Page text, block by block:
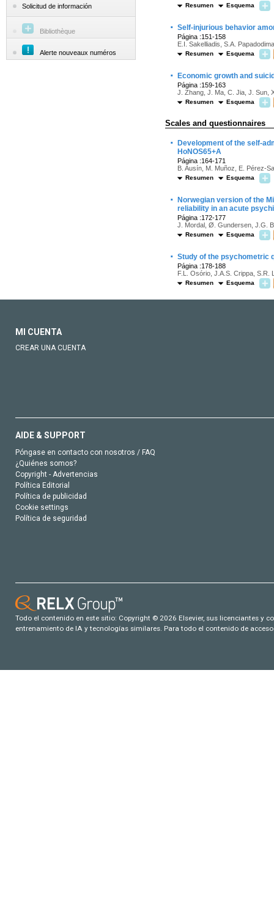
Solicitud de información
Bibliothèque
Alerte nouveaux numéros
Resumen Esquema
· Self-injurious behavior
Página :151-158
E.I. Sakelliadis, S.A.
Resumen Esquema
· Economic growth and
Página :159-163
J. Zhang, J. Ma, C. Jia, J. Sun,
Resumen Esquema
Scales and questionnaires
·
Development of the self-
HoNOS65+A
Página :164-171
B. Ausín, M. Muñoz, E. Pérez-
Resumen Esquema
·
Norwegian version of the
reliability in an acute
Página :172-177
J. Mordal, Ø. Gundersen, J.G.
Resumen Esquema
· Study of the psychometric
Página :178-188
F.L. Osório, J.A.S. Crippa, S.R.
Resumen Esquema
MI CUENTA
CREAR UNA CUENTA
AIDE & SUPPORT
Póngase en contacto con nosotros / FAQ
¿Quiénes somos?
Copyright - Advertencias
Política Editorial
Política de publicidad
Cookie settings
Política de seguridad
Todo el contenido en este sitio: Copyright © 2026 Elsevier, sus licenciantes y
entrenamiento de IA y tecnologías similares. Para todo el contenido de